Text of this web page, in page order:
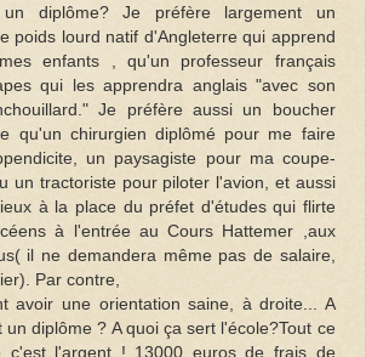
diplôme? Je préfère largement un
poids lourd natif d'Angleterre qui apprend
enfants , qu'un professeur français
qui les apprendra anglais "avec son
Je préfère aussi un boucher
qu'un chirurgien diplômé pour me faire
un paysagiste pour ma coupe-
un tractoriste pour piloter l'avion, et aussi
à la place du préfet d'études qui flirte
à l'entrée au Cours Hattemer ,aux
il ne demandera même pas de salaire,
Par contre,
avoir une orientation saine, à droite... A
un diplôme ? A quoi ça sert l'école?Tout ce
c'est l'argent ! 13000 euros de frais de